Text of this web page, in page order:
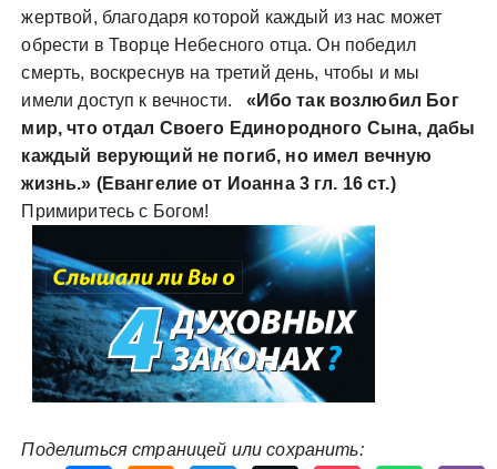
жертвой, благодаря которой каждый из нас может
обрести в Творце Небесного отца. Он победил
смерть, воскреснув на третий день, чтобы и мы
имели доступ к вечности. «Ибо так возлюбил Бог
мир, что отдал Своего Единородного Сына, дабы
каждый верующий не погиб, но имел вечную
жизнь.» (Евангелие от Иоанна 3 гл. 16 ст.)
Примиритесь с Богом!
Поделиться страницей или сохранить: